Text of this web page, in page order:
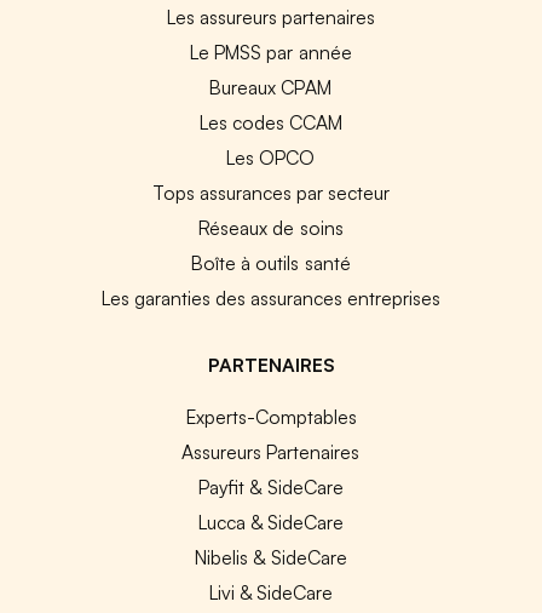
Les assureurs partenaires
Le PMSS par année
Bureaux CPAM
Les codes CCAM
Les OPCO
Tops assurances par secteur
Réseaux de soins
Boîte à outils santé
Les garanties des assurances entreprises
PARTENAIRES
Experts-Comptables
Assureurs Partenaires
Payfit & SideCare
Lucca & SideCare
Nibelis & SideCare
Livi & SideCare